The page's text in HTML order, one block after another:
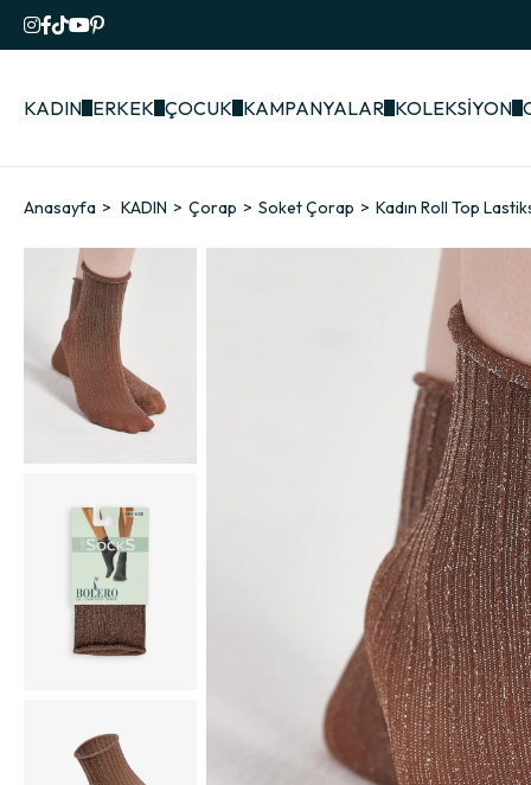
KADIN ERKEK ÇOCUK KAMPANYALAR KOLEKSİYON
Anasayfa KADIN Çorap Soket Çorap Kadın Roll Top